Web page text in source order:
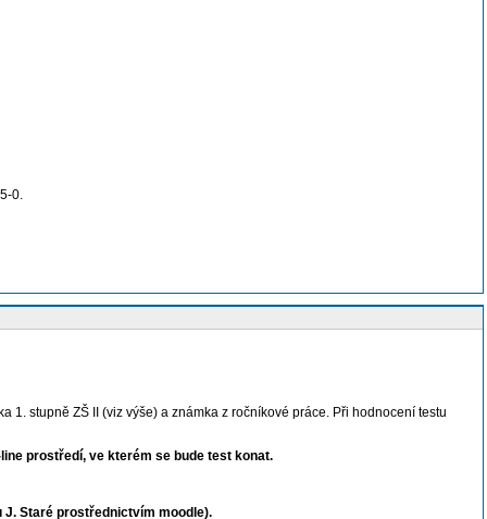
0.
1. stupně ZŠ II (viz výše) a známka z ročníkové práce. Při hodnocení testu
prostředí, ve kterém se bude test konat.
J. Staré prostřednictvím moodle).